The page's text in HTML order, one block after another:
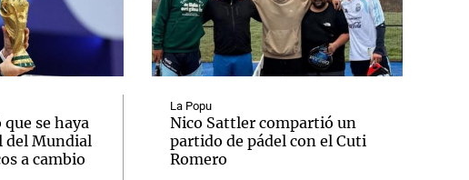
se haya
del Mundial
a cambio
La Popu
Nico Sattler compartió un
partido de pádel con el Cuti
Romero
Notas